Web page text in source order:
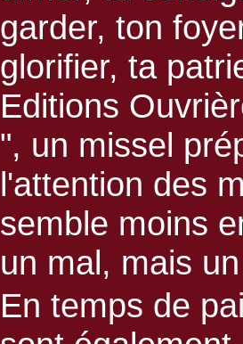
garder, ton
glorifier, ta
Editions
", un missel
l'attention des
semble moins
un mal, mais
En temps de